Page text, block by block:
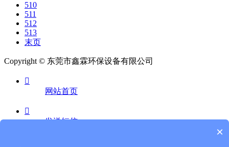
510
511
512
513
末页
Copyright © 东莞市鑫霖环保设备有限公司

网站首页

发送短信
×